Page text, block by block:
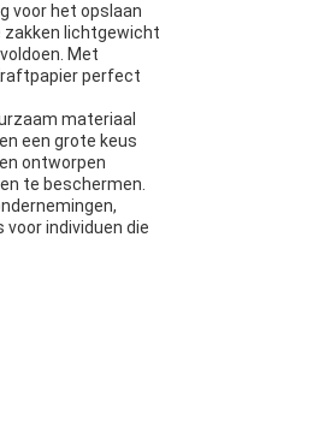
voor het opslaan
zakken lichtgewicht
Met
perfect
materiaal
een grote keus
ontworpen
te beschermen.
individuen die